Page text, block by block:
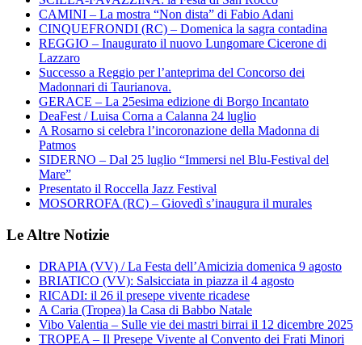
CAMINI – La mostra “Non dista” di Fabio Adani
CINQUEFRONDI (RC) – Domenica la sagra contadina
REGGIO – Inaugurato il nuovo Lungomare Cicerone di
Lazzaro
Successo a Reggio per l’anteprima del Concorso dei
Madonnari di Taurianova.
GERACE – La 25esima edizione di Borgo Incantato
DeaFest / Luisa Corna a Calanna 24 luglio
A Rosarno si celebra l’incoronazione della Madonna di
Patmos
SIDERNO – Dal 25 luglio “Immersi nel Blu-Festival del
Mare”
Presentato il Roccella Jazz Festival
MOSORROFA (RC) – Giovedì s’inaugura il murales
Le Altre Notizie
DRAPIA (VV) / La Festa dell’Amicizia domenica 9 agosto
BRIATICO (VV): Salsicciata in piazza il 4 agosto
RICADI: il 26 il presepe vivente ricadese
A Caria (Tropea) la Casa di Babbo Natale
Vibo Valentia – Sulle vie dei mastri birrai il 12 dicembre 2025
TROPEA – Il Presepe Vivente al Convento dei Frati Minori